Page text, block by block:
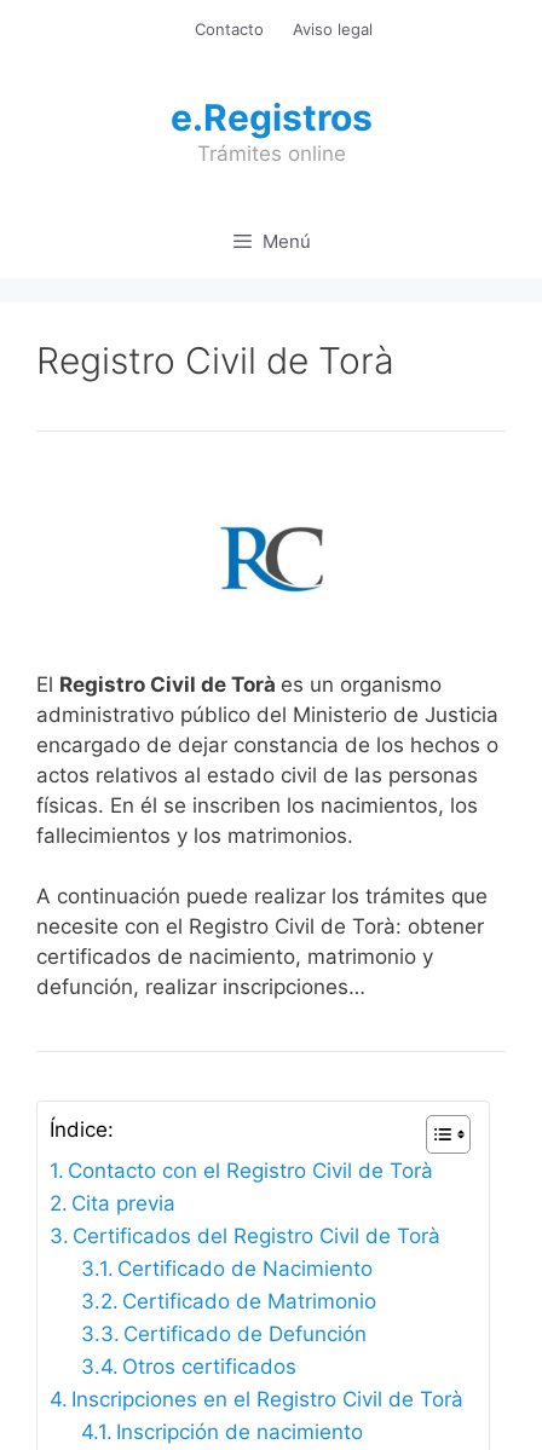
Contacto Aviso legal
e.Registros
Trámites online
Menú
Registro Civil de Torà
El Registro Civil de Torà es un organismo
administrativo público del Ministerio de Justicia
encargado de dejar constancia de los hechos o
actos relativos al estado civil de las personas
físicas. En él se inscriben los nacimientos, los
fallecimientos y los matrimonios.
A continuación puede realizar los trámites que
necesite con el Registro Civil de Torà: obtener
certificados de nacimiento, matrimonio y
defunción, realizar inscripciones…
Índice:
Contacto con el Registro Civil de Torà
Cita previa
Certificados del Registro Civil de Torà
Certificado de Nacimiento
Certificado de Matrimonio
Certificado de Defunción
Otros certificados
Inscripciones en el Registro Civil de Torà
Inscripción de nacimiento